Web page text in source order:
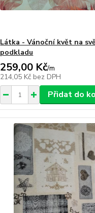
Látka - Vánoční květ na
podkladu
259,00 Kč/m
214,05 Kč bez DPH
Přidat do